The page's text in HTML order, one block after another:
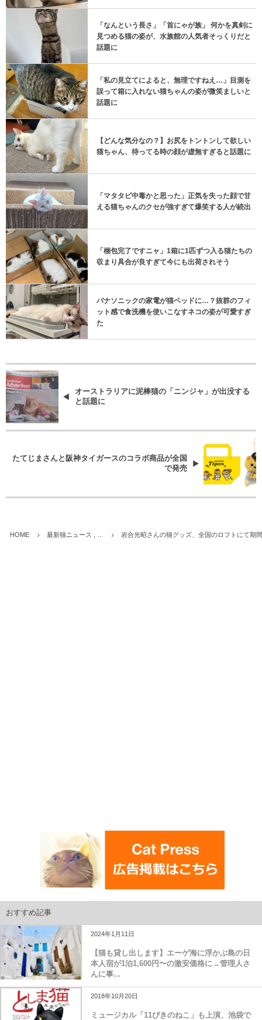
「なんという長さ」「首にゃが族」 何かを真剣に
見つめる猫の姿が、水族館の人気者そっくりだと
話題に
「私の見立てによると、無理ですねえ…」目測を
誤って箱に入れない猫ちゃんの姿が微笑ましいと
話題に
【どんな気分なの？】お尻をトントンして欲しい
猫ちゃん、待ってる時の顔が虚無すぎると話題に
「マタタビ中毒かと思った」正気を失った顔で甘
える猫ちゃんのクセが強すぎて爆笑する人が続出
「梱包完了ですニャ」1箱に1匹ずつ入る猫たちの
収まり具合が良すぎて今にも出荷されそう
パナソニックの家電が猫ベッドに…？抜群のフィ
ット感で食洗機を使いこなすネコの姿が可愛すぎ
た
オーストラリアに泥棒猫の「ニンジャ」が出没する
と話題に
たてじまさんと阪神タイガースのコラボ商品が全国
で発売
HOME 最新猫ニュース , … 岩合光昭さんの猫グッズ、全国のロフトにて期
おすすめ記事
2024年1月11日
【猫も貸し出します】エーゲ海に浮かぶ島の日
本人宿が1泊1,600円〜の激安価格に→管理人さ
んに事...
2018年10月20日
ミュージカル「11ぴきのねこ」も上演、池袋で